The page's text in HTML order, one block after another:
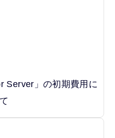
Server」の初期費用に